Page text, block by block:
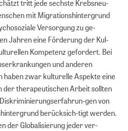
tritt jede sechste Krebsneu-
mit Migrationshintergrund
Versorgung zu ge-
Jahren eine Förderung der Kul-
Kompetenz gefordert. Bei
und anderen
haben zwar kulturelle Aspekte eine
der therapeutischen Arbeit sollten
gen von
berücksich-tigt werden.
der Globalisierung jeder ver-